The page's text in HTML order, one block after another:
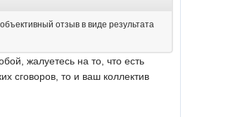
отзыв в виде результата
жалуетесь на то, что есть
сговоров, то и ваш коллектив